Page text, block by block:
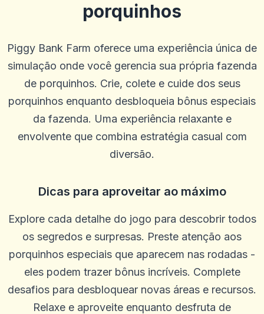
porquinhos
Piggy Bank Farm oferece uma experiência única de
simulação onde você gerencia sua própria fazenda
de porquinhos. Crie, colete e cuide dos seus
porquinhos enquanto desbloqueia bônus especiais
da fazenda. Uma experiência relaxante e
envolvente que combina estratégia casual com
diversão.
Dicas para aproveitar ao máximo
Explore cada detalhe do jogo para descobrir todos
os segredos e surpresas. Preste atenção aos
porquinhos especiais que aparecem nas rodadas -
eles podem trazer bônus incríveis. Complete
desafios para desbloquear novas áreas e recursos.
Relaxe e aproveite enquanto desfruta de